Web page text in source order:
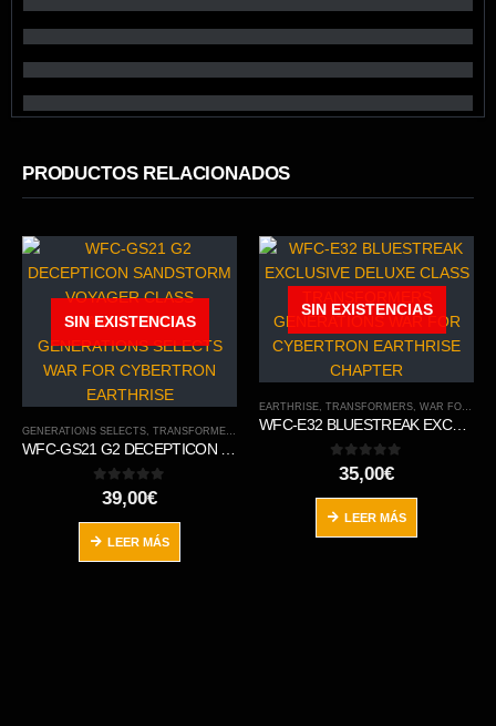
PRODUCTOS RELACIONADOS
SIN EXISTENCIAS
GENERATIONS SELECTS, TRANSFORMERS WAR FOR CYBERTRON TRILOGY
WFC-GS21 G2 DECEPTICON SANDSTORM VOYAGER CLASS TRANSFORMERS GENERATIONS SELECTS WAR FOR CYBERTRON EARTHRISE
out of 5
39,00€
LEER MÁS
SIN EXISTENCIAS
EARTHRISE, TRANSFORMERS, WAR FOR CYBERTRON TRILOGY
WFC-E32 BLUESTREAK EXCLUSIVE DELUXE CLASS TRANSFORMERS GENERATIONS WAR FOR CYBERTRON EARTHRISE CHAPTER
out of 5
35,00€
LEER MÁS